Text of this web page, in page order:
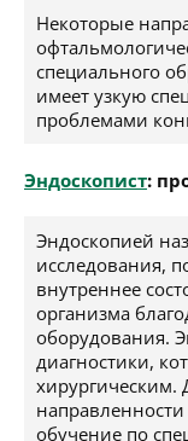
Некоторые
специального
имеет узкую
проблемами
Эндоскопист:
Эндоскопией
исследования,
внутреннее
организма
оборудования.
диагностики,
хирургическим.
обучение по